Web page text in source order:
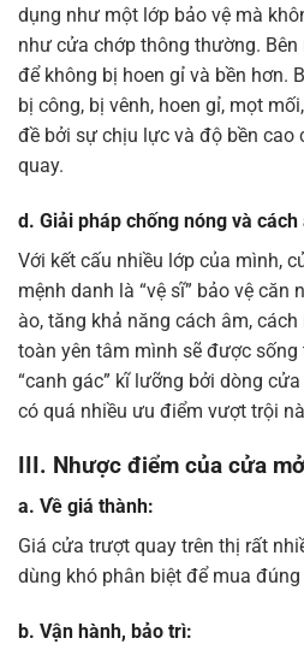
dụng như một lớp bảo vệ mà
như cửa chớp thông thường.
để không bị hoen gỉ và bền hơn.
bị công, bị vênh, hoen gỉ, mọt
đề bởi sự chịu lực và độ bền
quay.
d. Giải pháp chống nóng và
Với kết cấu nhiều lớp của mình,
mệnh danh là “vệ sĩ” bảo vệ căn
ào, tăng khả năng cách âm,
toàn yên tâm mình sẽ được
“canh gác” kĩ lưỡng bởi dòng
có quá nhiều ưu điểm vượt trội
III. Nhược điểm của cửa
a. Về giá thành:
Giá cửa trượt quay trên thị rất
dùng khó phân biệt để mua
b. Vận hành, bảo trì: